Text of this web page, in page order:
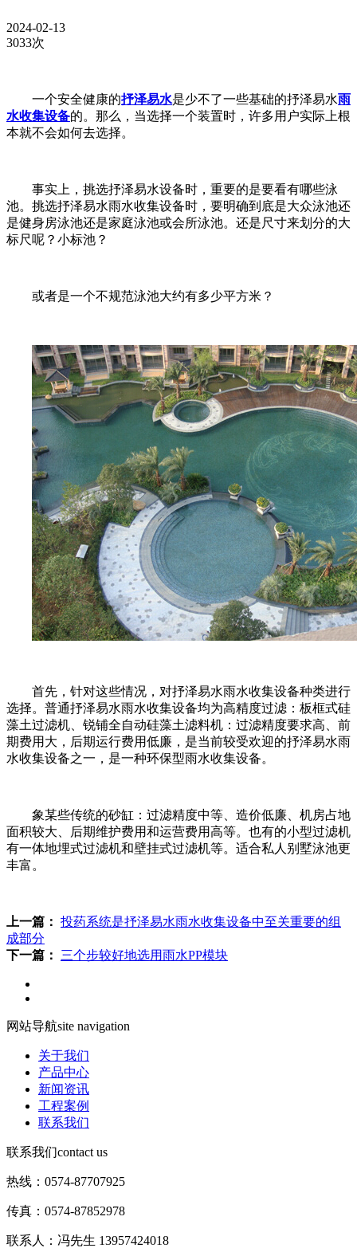
2024-02-13
3033次
一个安全健康的抒泽易水是少不了一些基础的抒泽易水雨
水收集设备的。那么，当选择一个装置时，许多用户实际上根
本就不会如何去选择。
事实上，挑选抒泽易水设备时，重要的是要看有哪些泳
池。挑选抒泽易水雨水收集设备时，要明确到底是大众泳池还
是健身房泳池还是家庭泳池或会所泳池。还是尺寸来划分的大
标尺呢？小标池？
或者是一个不规范泳池大约有多少平方米？
首先，针对这些情况，对抒泽易水雨水收集设备种类进行
选择。普通抒泽易水雨水收集设备均为高精度过滤：板框式硅
藻土过滤机、锐铺全自动硅藻土滤料机：过滤精度要求高、前
期费用大，后期运行费用低廉，是当前较受欢迎的抒泽易水雨
水收集设备之一，是一种环保型雨水收集设备。
象某些传统的砂缸：过滤精度中等、造价低廉、机房占地
面积较大、后期维护费用和运营费用高等。也有的小型过滤机
有一体地埋式过滤机和壁挂式过滤机等。适合私人别墅泳池更
丰富。
上一篇： 投药系统是抒泽易水雨水收集设备中至关重要的组
成部分
下一篇：
三个步较好地选用雨水PP模块
网站导航site navigation
关于我们
产品中心
新闻资讯
工程案例
联系我们
联系我们contact us
热线：0574-87707925
传真：0574-87852978
联系人：冯先生 13957424018